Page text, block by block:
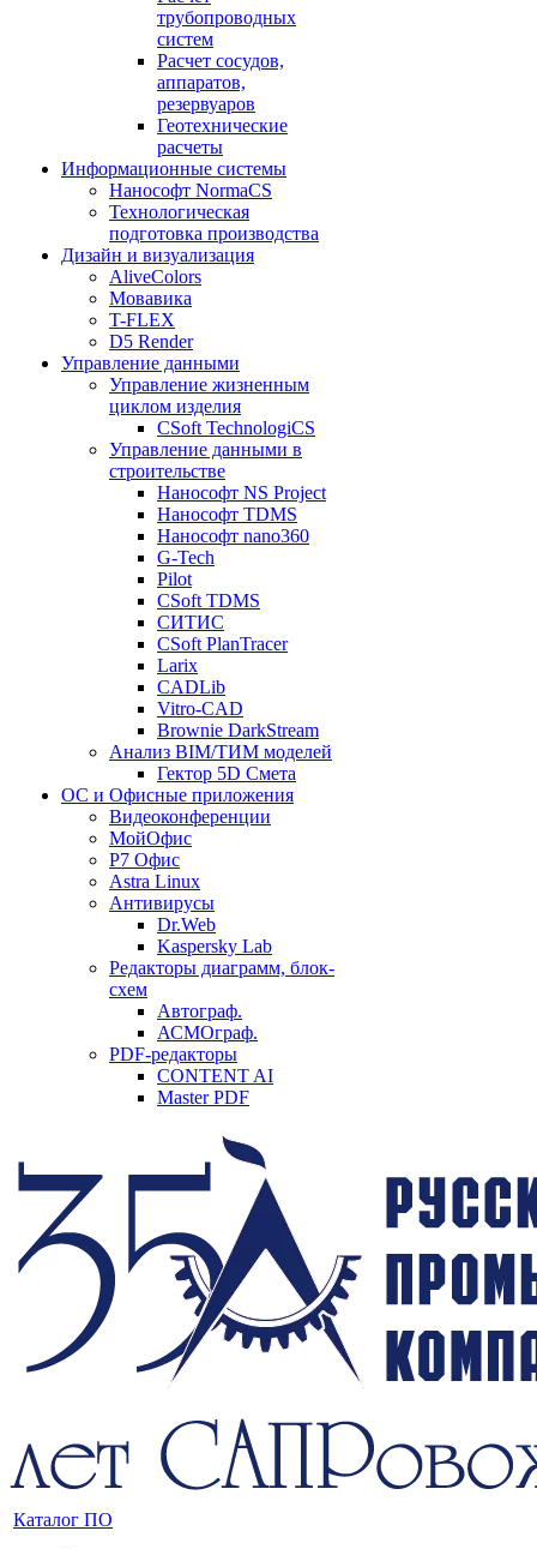
трубопроводных
систем
Расчет сосудов,
аппаратов,
резервуаров
Геотехнические
расчеты
Информационные системы
Нанософт NormaCS
Технологическая
подготовка производства
Дизайн и визуализация
AliveColors
Мовавика
T-FLEX
D5 Render
Управление данными
Управление жизненным
циклом изделия
CSoft TechnologiCS
Управление данными в
строительстве
Нанософт NS Project
Нанософт TDMS
Нанософт nano360
G-Tech
Pilot
CSoft TDMS
СИТИС
CSoft PlanTracer
Larix
CADLib
Vitro-CAD
Brownie DarkStream
Анализ BIM/ТИМ моделей
Гектор 5D Смета
ОС и Офисные приложения
Видеоконференции
МойОфис
P7 Офис
Astra Linux
Антивирусы
Dr.Web
Kaspersky Lab
Редакторы диаграмм, блок-
схем
Автограф.
АСМОграф.
PDF-редакторы
CONTENT AI
Master PDF
Каталог ПО